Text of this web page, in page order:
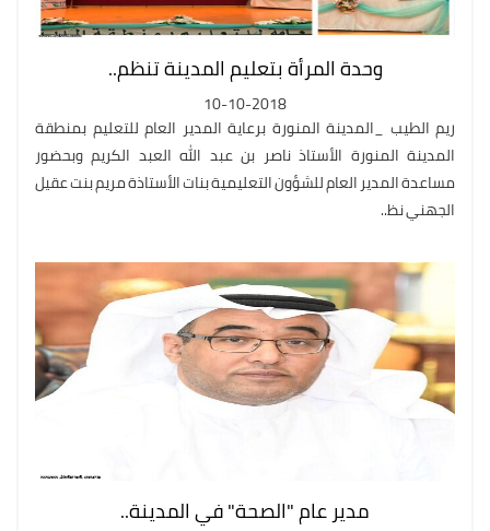
وحدة المرأة بتعليم المدينة تنظم..
10-10-2018
ريم الطيب _المدينة المنورة برعاية المدير العام للتعليم بمنطقة
المدينة المنورة الأستاذ ناصر بن عبد الله العبد الكريم وبحضور
مساعدة المدير العام للشؤون التعليمية بنات الأستاذة مريم بنت عقيل
الجهني نظ..
مدير عام "الصحة" في المدينة..